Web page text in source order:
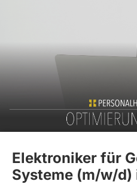
Elektroniker für
Systeme (m/w/d)